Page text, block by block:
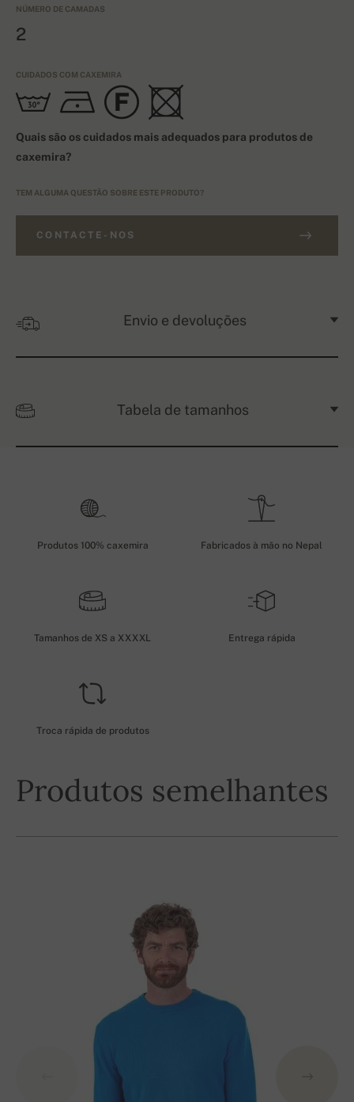
NÚMERO DE CAMADAS
2
CUIDADOS COM CAXEMIRA
Quais são os cuidados mais adequados para produtos de
caxemira?
TEM ALGUMA QUESTÃO SOBRE ESTE PRODUTO?
CONTACTE-NOS
Envio e devoluções
Tabela de tamanhos
Produtos 100% caxemira Fabricados à mão no Nepal
Tamanhos de XS a XXXXL Entrega rápida
Troca rápida de produtos
Produtos semelhantes